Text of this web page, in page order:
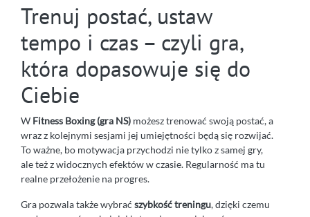
Trenuj postać, ustaw
tempo i czas – czyli gra,
która dopasowuje się do
Ciebie
W Fitness Boxing (gra NS) możesz trenować swoją postać, a
wraz z kolejnymi sesjami jej umiejętności będą się rozwijać.
To ważne, bo motywacja przychodzi nie tylko z samej gry,
ale też z widocznych efektów w czasie. Regularność ma tu
realne przełożenie na progres.
Gra pozwala także wybrać szybkość treningu, dzięki czemu